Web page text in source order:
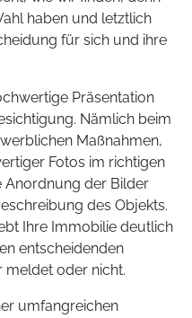
haben und letztlich
für sich und ihre
Präsentation
Nämlich beim
Maßnahmen,
Fotos im richtigen
Anordnung der Bilder
des Objekts.
Ihre Immobilie deutlich
entscheidenden
meldet oder nicht.
umfangreichen